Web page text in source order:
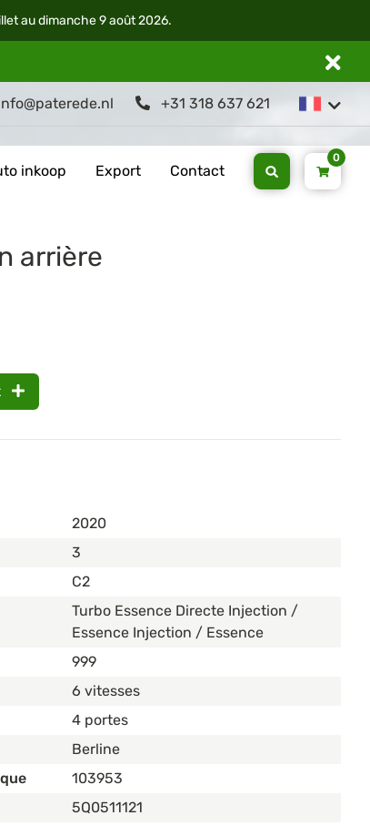
au dimanche 9 août 2026.
+31 318 637 621
inkoop Export Contact
0
arrière
2020
3
C2
Turbo Essence Directe Injection /
Essence Injection / Essence
999
6 vitesses
4 portes
Berline
103953
5Q0511121